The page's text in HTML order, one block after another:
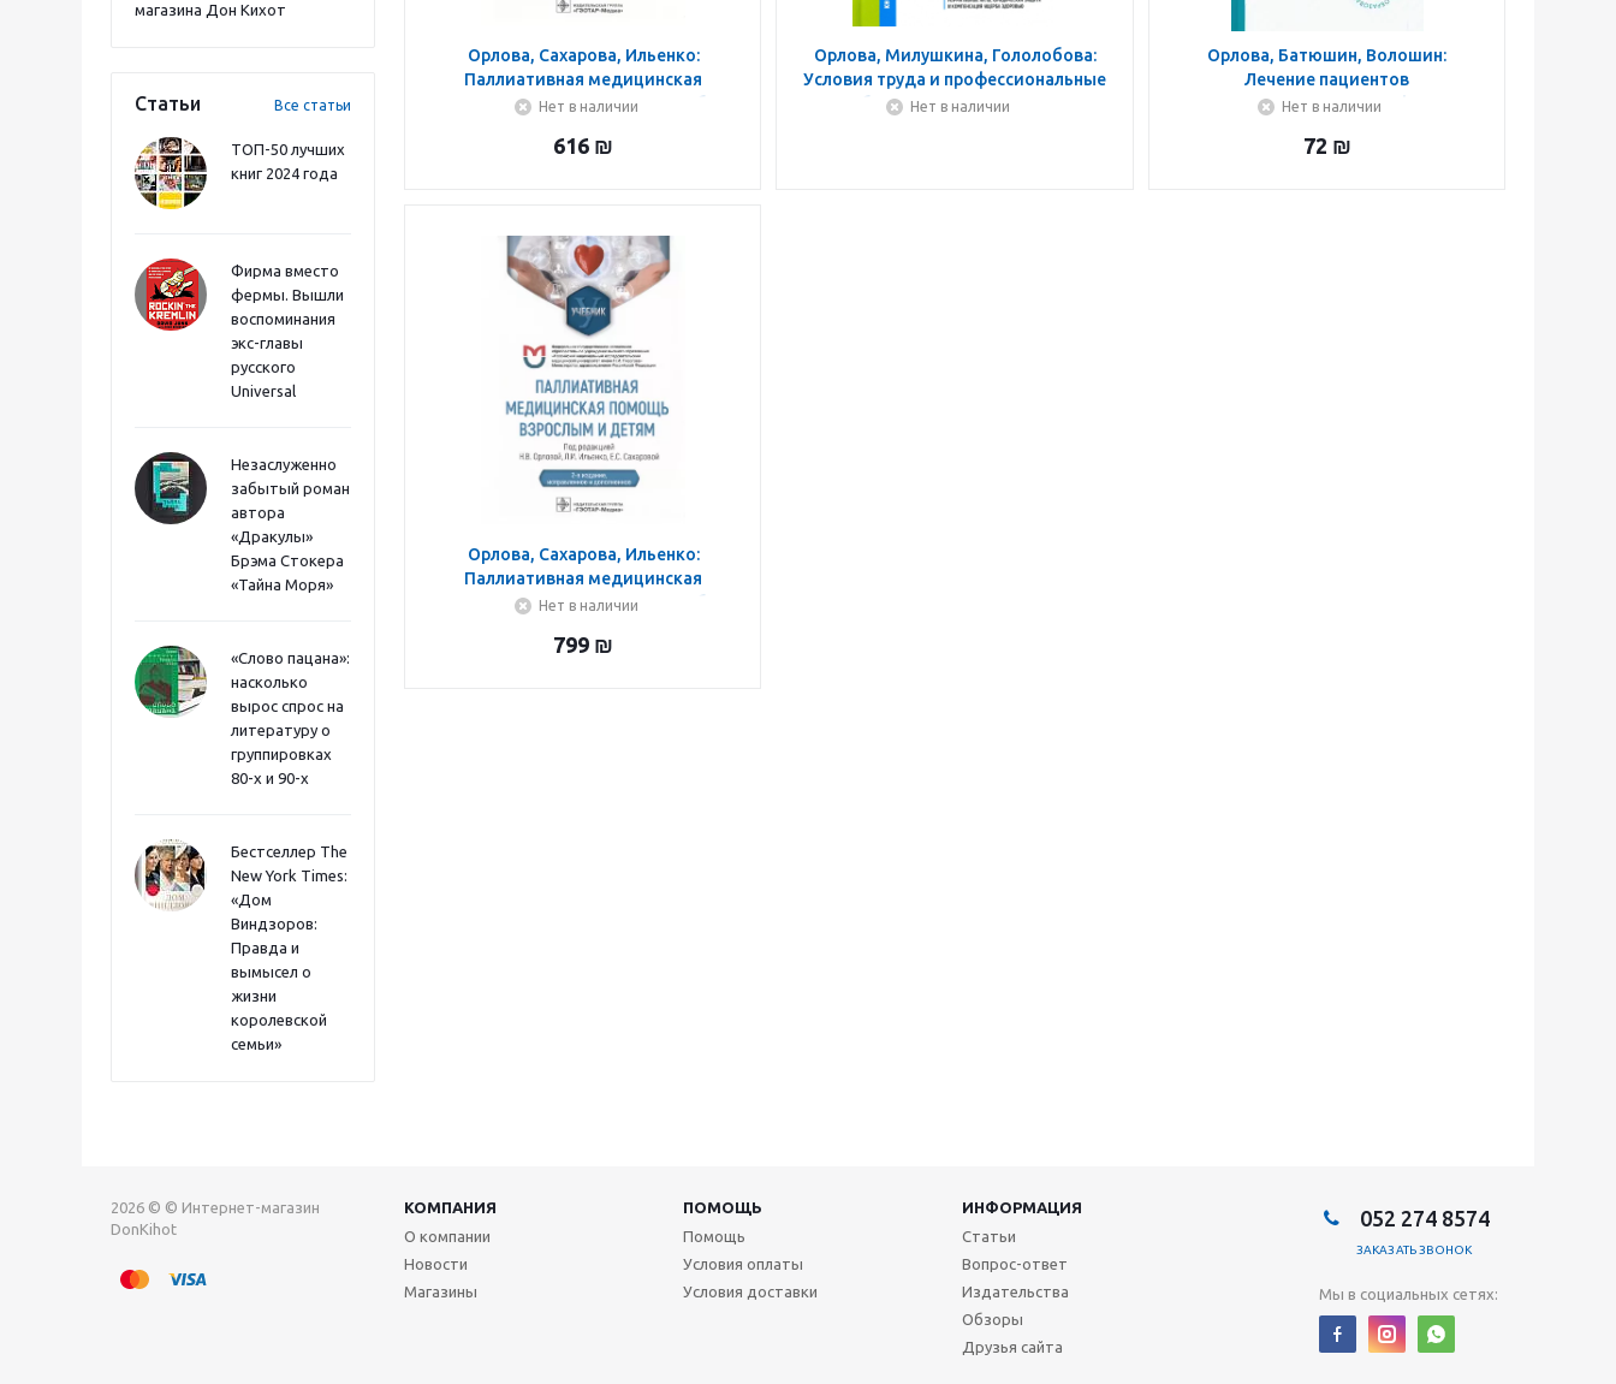
магазина Дон Кихот
Статьи Все статьи
ТОП-50 лучших
книг 2024 года
Фирма вместо
фермы. Вышли
воспоминания
экс-главы
русского
Universal
Незаслуженно
забытый роман
автора
«Дракулы»
Брэма Стокера
«Тайна Моря»
«Слово пацана»:
насколько
вырос спрос на
литературу о
группировках
80-х и 90-х
Бестселлер The
New York Times:
«Дом
Виндзоров:
Правда и
вымысел о
жизни
королевской
семьи»
Орлова, Сахарова, Ильенко:
Паллиативная медицинская
помощь взрослым и детям. Учебник
Нет в наличии
616 ₪
Орлова, Милушкина, Гололобова:
Условия труда и профессиональные
заболевания медицинских
Нет в наличии
Орлова, Батюшин, Волошин:
Лечение пациентов
терапевтического профиля.
Нет в наличии
72 ₪
Орлова, Сахарова, Ильенко:
Паллиативная медицинская
помощь взрослым и детям. Учебник
Нет в наличии
799 ₪
2026 © © Интернет-магазин
DonKihot
КОМПАНИЯ ПОМОЩЬ
ИНФОРМАЦИЯ
О компании
Новости
Магазины
Помощь
Условия оплаты
Условия доставки
Статьи
Вопрос-ответ
Издательства
Обзоры
Друзья сайта
052 274 8574
ЗАКАЗАТЬ ЗВОНОК
Мы в социальных сетях: